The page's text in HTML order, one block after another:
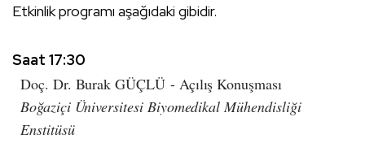
Etkinlik programı aşağıdaki gibidir.
Saat 17:30
Doç. Dr. Burak GÜÇLÜ - Açılış Konuşması
Boğaziçi Üniversitesi Biyomedikal Mühendisliği
Enstitüsü